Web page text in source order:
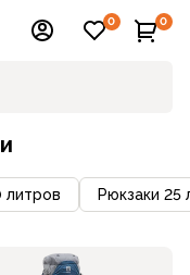
0 0
литров Рюкзаки 25